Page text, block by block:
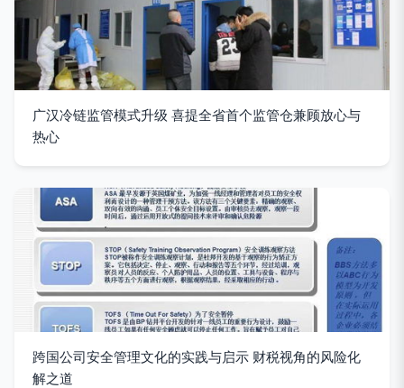
广汉冷链监管模式升级 喜提全省首个监管仓兼顾放心与
热心
跨国公司安全管理文化的实践与启示 财税视角的风险化
解之道